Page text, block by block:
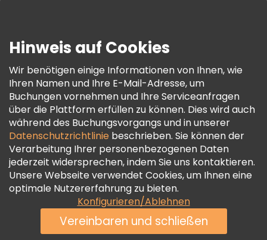
AGB Und Rechtliches
Cookie-Richtlinie
Freetour Auszeichnungen
Treueprogramm
Hinweis auf Cookies
Wir benötigen einige Informationen von Ihnen, wie
Ihren Namen und Ihre E-Mail-Adresse, um
Buchungen vornehmen und Ihre Serviceanfragen
über die Plattform erfüllen zu können. Dies wird auch
während des Buchungsvorgangs und in unserer
Datenschutzrichtlinie beschrieben. Sie können der
Verarbeitung Ihrer personenbezogenen Daten
jederzeit widersprechen, indem Sie uns kontaktieren.
Unsere Webseite verwendet Cookies, um Ihnen eine
optimale Nutzererfahrung zu bieten.
Konfigurieren/Ablehnen
Vereinbaren und schließen